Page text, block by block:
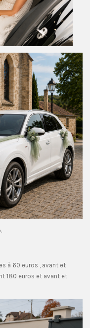
à 60 euros , avant et
180 euros et avant et